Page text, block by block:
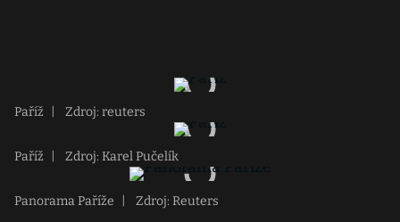
Paříž Zdroj: reuters
Paříž Zdroj: Karel Pučelík
Panorama Paříže Zdroj: Reuters